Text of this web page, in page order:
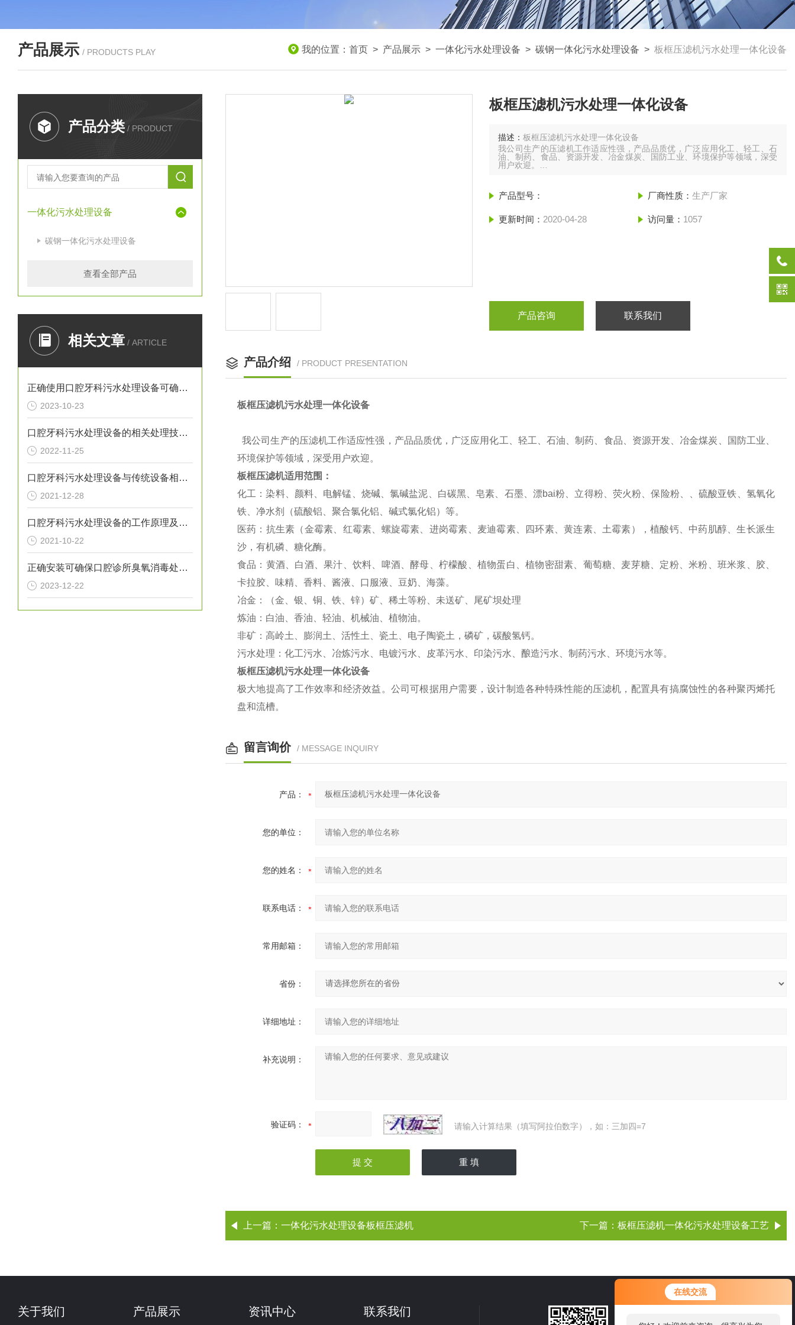
在线交流
产品展示 / PRODUCTS PLAY 我的位置： 首页 > 产品展示 > 一体化污水处理设备 > 碳钢一体化污水处理设备 > 板框压滤机污水处理一体化设备
产品分类 / PRODUCT
一体化污水处理设备
碳钢一体化污水处理设备
查看全部产品
相关文章 / ARTICLE
正确使用口腔牙科污水处理设备可确保处理效果
2023-10-23
口腔牙科污水处理设备的相关处理技术介绍
2022-11-25
口腔牙科污水处理设备与传统设备相比的优势介绍
2021-12-28
口腔牙科污水处理设备的工作原理及出故障时需采取的措施介绍
2021-10-22
正确安装可确保口腔诊所臭氧消毒处理设备提供高效的消毒效果
2023-12-22
板框压滤机污水处理一体化设备
描述：板框压滤机污水处理一体化设备
我公司生产的压滤机工作适应性强，产品品质优，广泛应用化工、轻工、石
油、制药、食品、资源开发、冶金煤炭、国防工业、环境保护等领域，深受
用户欢迎。
化工：染料、颜料、电解锰、烧碱、氯碱盐泥、白碳黑、皂素、石墨、漂bai
聚合氯化铝、碱式氯化铝）等。
产品型号： 厂商性质： 生产厂家
更新时间： 2020-04-28 访问量： 1057
产品咨询 联系我们
产品介绍 / PRODUCT PRESENTATION
板框压滤机污水处理一体化设备
我公司生产的压滤机工作适应性强，产品品质优，广泛应用化工、轻工、石油、制药、食品、资源开发、冶金煤炭、国防工业、
环境保护等领域，深受用户欢迎。
板框压滤机适用范围：
化工：染料、颜料、电解锰、烧碱、氯碱盐泥、白碳黑、皂素、石墨、漂bai粉、立得粉、荧火粉、保险粉、、硫酸亚铁、氢氧化
铁、净水剂（硫酸铝、聚合氯化铝、碱式氯化铝）等。
医药：抗生素（金霉素、红霉素、螺旋霉素、进岗霉素、麦迪霉素、四环素、黄连素、土霉素），植酸钙、中药肌醇、生长派生
沙，有机磷、糖化酶。
食品：黄酒、白酒、果汁、饮料、啤酒、酵母、柠檬酸、植物蛋白、植物密甜素、葡萄糖、麦芽糖、定粉、米粉、班米浆、胶、
卡拉胶、味精、香料、酱液、口服液、豆奶、海藻。
冶金：（金、银、铜、铁、锌）矿、稀土等粉、未送矿、尾矿坝处理
炼油：白油、香油、轻油、机械油、植物油。
非矿：高岭土、膨润土、活性土、瓷土、电子陶瓷土，磷矿，碳酸氢钙。
污水处理：化工污水、冶炼污水、电镀污水、皮革污水、印染污水、酿造污水、制药污水、环境污水等。
板框压滤机污水处理一体化设备
极大地提高了工作效率和经济效益。公司可根据用户需要，设计制造各种特殊性能的压滤机，配置具有搞腐蚀性的各种聚丙烯托
盘和流槽。
留言询价 / MESSAGE INQUIRY
产品：
您的单位：
您的姓名：
联系电话：
常用邮箱：
省份：
详细地址：
补充说明：
验证码： 请输入计算结果（填写阿拉伯数字），如：三加四=7
上一篇： 一体化污水处理设备板框压滤机 下一篇： 板框压滤机一体化污水处理设备工艺
关于我们 产品展示 资讯中心 联系我们 15105360218